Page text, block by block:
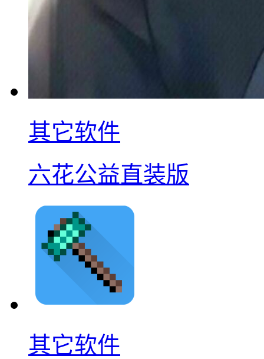
其它软件
六花公益直装版
其它软件